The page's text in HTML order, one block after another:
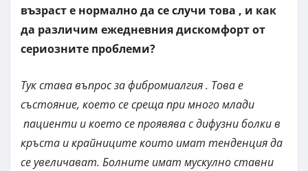
възраст е нормално да се случи това , и как
да различим ежедневния дискомфорт от
сериозните проблеми?
Тук става въпрос за фибромиалгия . Това е
състояние, което се среща при много млади
пациенти и което се проявява с дифузни болки в
кръста и крайниците които имат тенденция да
се увеличават. Болните имат мускулно ставни